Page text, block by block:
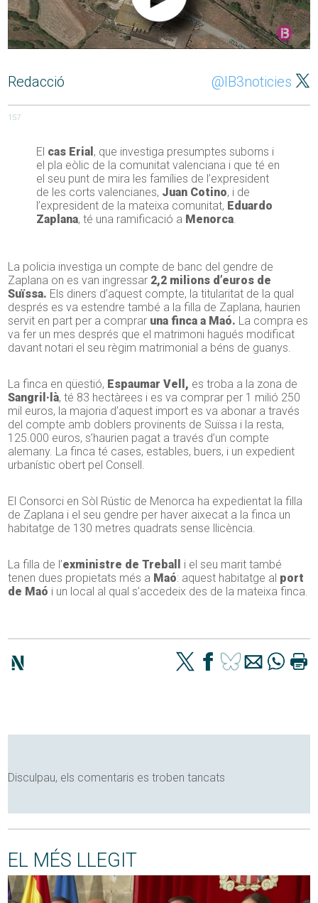
Redacció @IB3noticies
157
El cas Erial , que investiga presumptes suborns i
el pla eòlic de la comunitat valenciana i que té en
el seu punt de mira les famílies de l’expresident
de les corts valencianes, Juan Cotino, i de
l’expresident de la mateixa comunitat, Eduardo
Zaplana, té una ramificació a Menorca.
La policia investiga un compte de banc del gendre de
Zaplana on es van ingressar 2,2 milions d’euros de
Suïssa. Els diners d’aquest compte, la titularitat de la qual
després es va estendre també a la filla de Zaplana, haurien
servit en part per a comprar una finca a Maó. La compra es
va fer un mes després que el matrimoni hagués modificat
davant notari el seu règim matrimonial a béns de guanys.
La finca en qüestió, Espaumar Vell, es troba a la zona de
Sangril·là, té 83 hectàrees i es va comprar per 1 milió 250
mil euros, la majoria d’aquest import es va abonar a través
del compte amb doblers provinents de Suïssa i la resta,
125.000 euros, s’haurien pagat a través d’un compte
alemany. La finca té cases, estables, buers, i un expedient
urbanístic obert pel Consell.
El Consorci en Sòl Rústic de Menorca ha expedientat la filla
de Zaplana i el seu gendre per haver aixecat a la finca un
habitatge de 130 metres quadrats sense llicència.
La filla de l’exministre de Treball
i el seu marit també
tenen dues propietats més a Maó: aquest habitatge al port
de Maó i un local al qual s’accedeix des de la mateixa finca.
Disculpau, els comentaris es troben tancats
EL MÉS LLEGIT